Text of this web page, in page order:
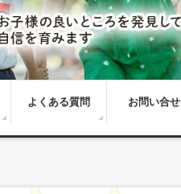
よくある質問 お問い合せ